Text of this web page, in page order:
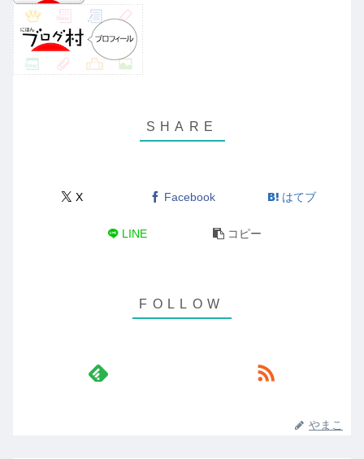
X Facebook はてブ
LINE コピー
やまこ